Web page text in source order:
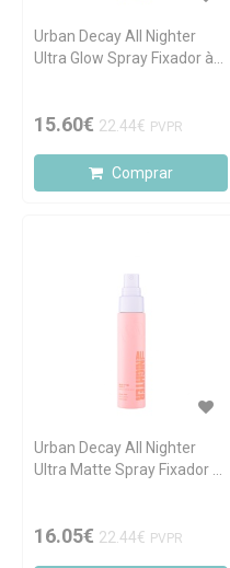
Urban Decay All Nighter
Ultra Glow Spray Fixador à
15.60€ 22.44€ PVPR
Comprar
Urban Decay All Nighter
Ultra Matte Spray Fixador à
16.05€ 22.44€ PVPR